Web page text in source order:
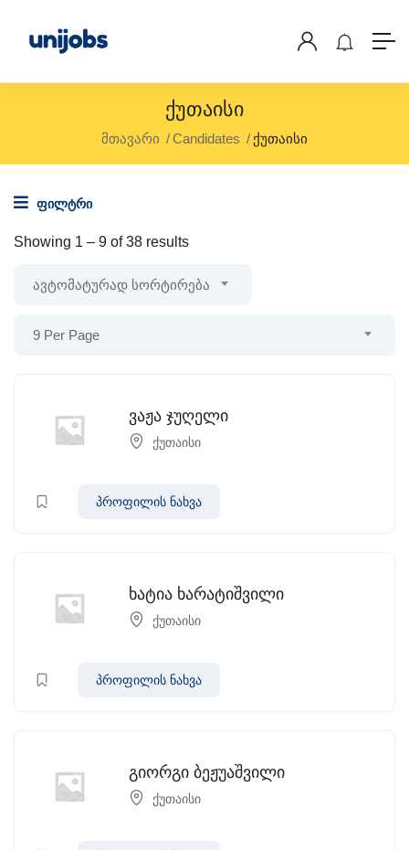
Ქუთაისი
მთავარი Candidates ქუთაისი
ფილტრი
Showing 1 – 9 of 38 results
ავტომატურად სორტირება
9 Per Page
ვაჟა ჯუღელი
ქუთაისი
პროფილის ნახვა
ხატია ხარატიშვილი
ქუთაისი
პროფილის ნახვა
გიორგი ბეჟუაშვილი
ქუთაისი